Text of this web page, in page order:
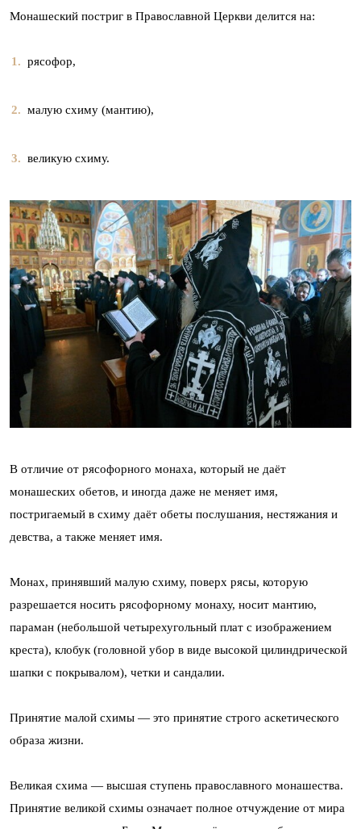
Монашеский постриг в Православной Церкви делится на:
рясофор,
малую схиму (мантию),
великую схиму.
В отличие от рясофорного монаха, который не даёт
монашеских обетов, и иногда даже не меняет имя,
постригаемый в схиму даёт обеты послушания, нестяжания и
девства, а также меняет имя.
Монах, принявший малую схиму, поверх рясы, которую
разрешается носить рясофорному монаху, носит мантию,
параман (небольшой четырехугольный плат с изображением
креста), клобук (головной убор в виде высокой цилиндрической
шапки с покрывалом), четки и сандалии.
Принятие малой схимы — это принятие строго аскетического
образа жизни.
Великая схима — высшая ступень православного монашества.
Принятие великой схимы означает полное отчуждение от мира